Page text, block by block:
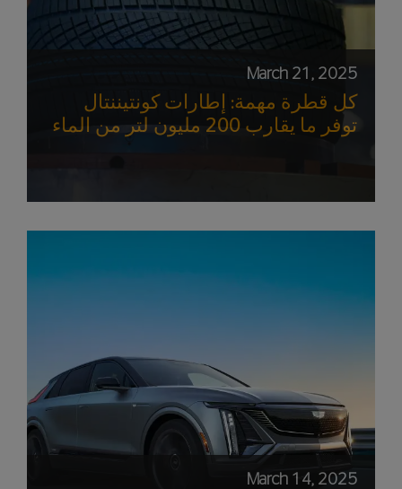
March 21, 2025
كل قطرة مهمة: إطارات كونتيننتال
توفر ما يقارب 200 مليون لتر من الماء
March 14, 2025